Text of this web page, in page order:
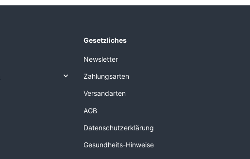
Gesetzliches
Newsletter
Zahlungsarten
Versandarten
AGB
Datenschutzerklärung
Gesundheits-Hinweise